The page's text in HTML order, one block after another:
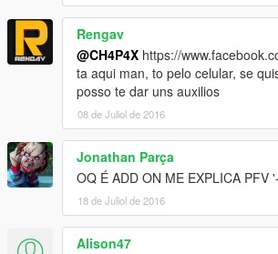
Rengav
@CH4P4X https://
ta aqui man, to pelo celular, se
posso te dar uns auxilios
08 de Juliol de 2016
Jonathan Parça
OQ É ADD ON ME EXPLICA PFV
18 de Juliol de 2016
Alison47